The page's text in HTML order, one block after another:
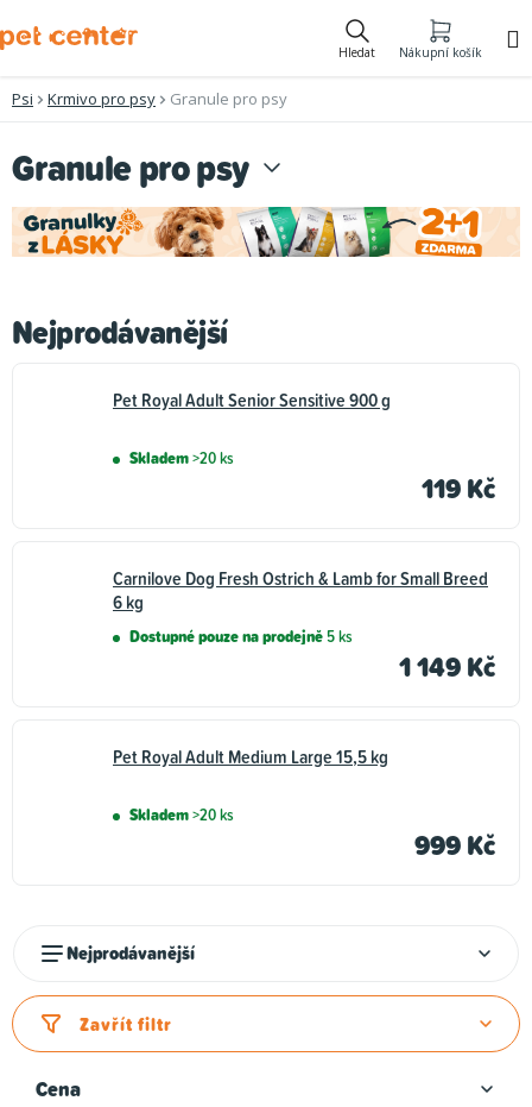
na
Hledat Nákupní košík
Psi Krmivo pro psy Granule pro psy
Granule pro psy
Nejprodávanější
Pet Royal Adult Senior Sensitive 900 g
Skladem>20 ks
119 Kč
Carnilove Dog Fresh Ostrich & Lamb for Small Breed
6 kg
Dostupné pouze na prodejně5 ks
1 149 Kč
Pet Royal Adult Medium Large 15,5 kg
Skladem>20 ks
999 Kč
z
e
Nejprodávanější
Zavřít filtr
Cena